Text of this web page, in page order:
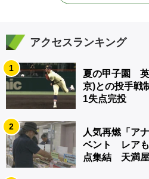
アクセスランキング
1
夏の甲子園 英
京)との投手戦
1失点完投
2
人気再燃「ア
ベント レア
点集結 天満